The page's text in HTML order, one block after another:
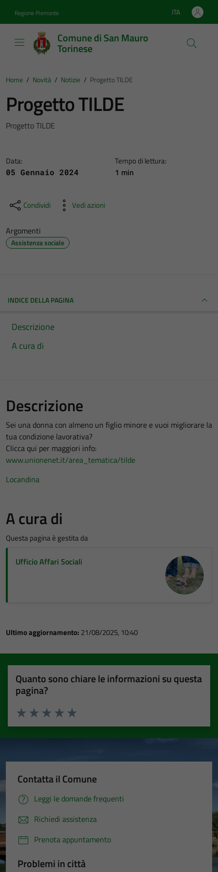
Regione Piemonte Lingua attiva:
ITA
Comune di San Mauro
Torinese
Home / Novità / Notizie / Progetto TILDE
Progetto TILDE
Progetto TILDE
Data:
05 Gennaio 2024
Tempo di lettura:
1 min
Condividi Vedi azioni
Argomenti
Assistenza sociale
INDICE DELLA PAGINA
Descrizione
A cura di
Descrizione
Sei una donna con almeno un figlio minore e vuoi migliorare la
tua condizione lavorativa?
Clicca qui per maggiori info:
www.unionenet.it/area_tematica/tilde
Locandina
A cura di
Questa pagina è gestita da
Ufficio Affari Sociali
Ultimo aggiornamento: 21/08/2025, 10:40
Quanto sono chiare le informazioni su questa
pagina?
Valuta 5 stelle su 5
Valuta 4 stelle su 5
Valuta 3 stelle su 5
Valuta 2 stelle su 5
Valuta 1 stelle su 5
Contatta il Comune
Leggi le domande frequenti
Richiedi assistenza
Prenota appuntamento
Problemi in città